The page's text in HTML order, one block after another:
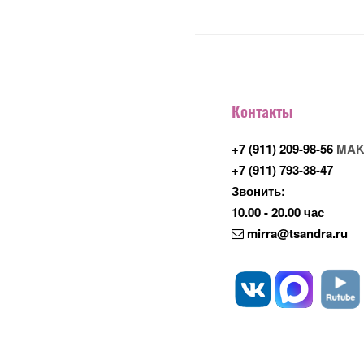
Контакты
+7 (911) 209-98-56
+7 (911) 793-38-47
Звонить:
10.00 - 20.00 час
mirra@tsandra.ru